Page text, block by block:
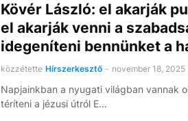
Kövér László: el akarják
el akarják venni a
idegeníteni bennünket a
közzétette Hírszerkesztő - november 18, 2025
Napjainkban a nyugati világban vannak
téríteni a jézusi útról E…